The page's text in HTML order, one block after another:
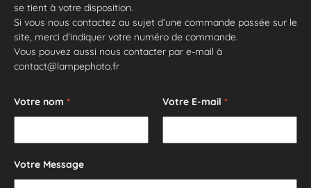
se tient à votre disposition.
Si vous nous contactez au sujet d’une commande passée sur le
site, merci d’indiquer votre numéro de commande.
Vous pouvez aussi nous contacter par e-mail à
contact@lampephoto.fr
Votre nom * Votre E-mail *
Votre Message